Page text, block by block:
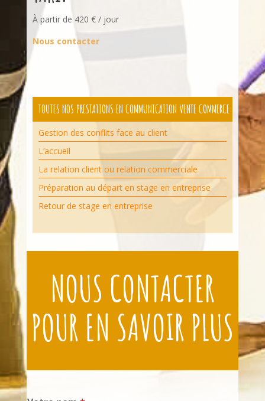
À partir de 420 € / jour
Nous contacter
TOUTES NOS PRESTATIONS EN COMMUNICATION VENTE COMMERCE
Gestion des conflits face au client
L’accueil
La relation client ou relation commerciale
Préparation au départ en stage en entreprise
Retour de stage en entreprise
NOUS CONTACTER
POUR EN SAVOIR PLUS